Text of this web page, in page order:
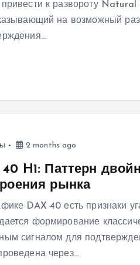
к развороту
на возможный
2 months ago
40 H1: Паттерн
рынка
DAX 40 есть признаки
формирование
сигналом для
через…